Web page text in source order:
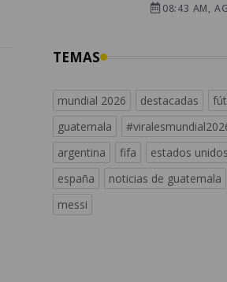
08:43 AM,
TEMAS
mundial 2026 destacadas
guatemala
argentina
fifa
estados unidos
españa
noticias de guatemala
messi